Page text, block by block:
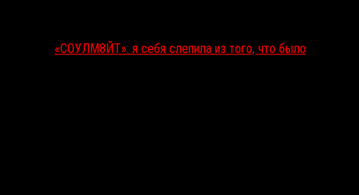
«СОУЛМ8ЙТ»: я себя слепила из того, что было